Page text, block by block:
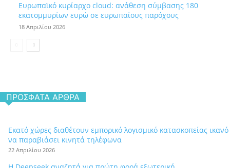
Ευρωπαϊκό κυρίαρχο cloud: ανάθεση σύμβασης 180
εκατομμυρίων ευρώ σε ευρωπαίους παρόχους
18 Απριλίου 2026
ΠΡΌΣΦΑΤΑ ΆΡΘΡΑ
Εκατό χώρες διαθέτουν εμπορικό λογισμικό κατασκοπείας ικανό
να παραβιάσει κινητά τηλέφωνα
22 Απριλίου 2026